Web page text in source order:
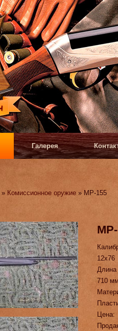
Галерея
» Комиссионное оружие » МР-155
МР-
12х76
710
Цена: